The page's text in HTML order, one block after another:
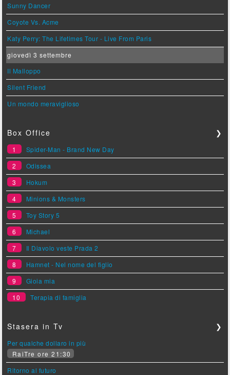
Sunny Dancer
Coyote Vs. Acme
Katy Perry: The Lifetimes Tour - Live From Paris
giovedì 3 settembre
Il Malloppo
Silent Friend
Un mondo meraviglioso
Box Office ❯
1
Spider-Man - Brand New Day
2
Odissea
3
Hokum
4
Minions & Monsters
5
Toy Story 5
6
Michael
7
Il Diavolo veste Prada 2
8
Hamnet - Nel nome del figlio
9
Gioia mia
10
Terapia di famiglia
Stasera in Tv ❯
Per qualche dollaro in più
RaiTre ore 21:30
Ritorno al futuro